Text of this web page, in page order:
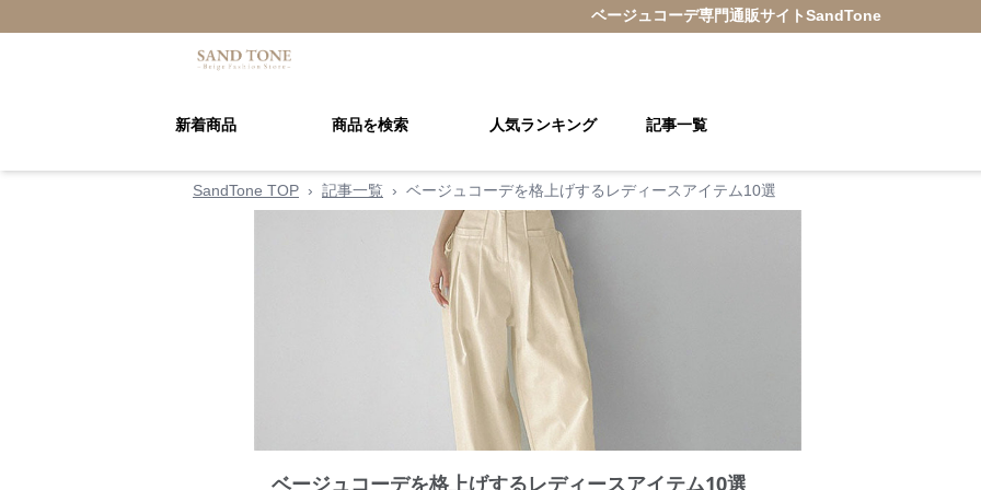
ベージュコーデ専門通販サイトSandTone
新着商品 商品を検索 人気ランキング 記事一覧
SandTone TOP › 記事一覧 › ベージュコーデを格上げするレディースアイテム10選
ベージュコーデを格上げするレディースアイテム10選